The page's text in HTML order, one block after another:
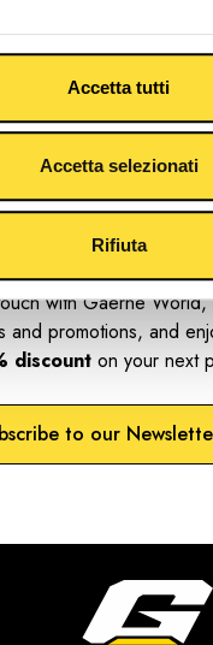
Accetta tutti
Accetta selezionati
Rifiuta
with Gaerne
and promotions, and
discount on your next
to our